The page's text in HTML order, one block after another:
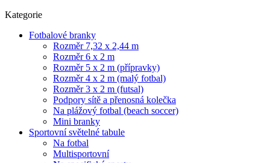
Kategorie
Fotbalové branky
Rozměr 7,32 x 2,44 m
Rozměr 6 x 2 m
Rozměr 5 x 2 m (přípravky)
Rozměr 4 x 2 m (malý fotbal)
Rozměr 3 x 2 m (futsal)
Podpory sítě a přenosná kolečka
Na plážový fotbal (beach soccer)
Mini branky
Sportovní světelné tabule
Na fotbal
Multisportovní